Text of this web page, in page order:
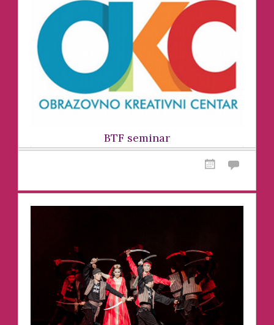
BTF seminar